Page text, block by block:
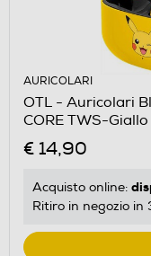
AURICOLARI
OTL - Auricolari
CORE TWS-Giallo
€ 14,90
Acquisto online:
Ritiro in negozio